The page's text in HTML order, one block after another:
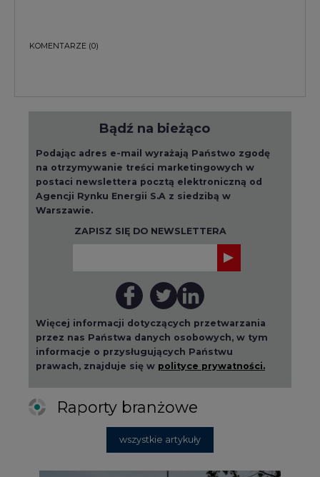
Więcej informacji dotyczących przetwarzania
Raporty branżowe
wszystkie artykuły
2026-08-01 14:30
Czy na Górnym Śląsku będzie "życie
po węglu"? (raport)